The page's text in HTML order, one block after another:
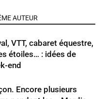
AUTEUR
VTT, cabaret équestre,
étoiles… : idées de
end
Encore plusieurs